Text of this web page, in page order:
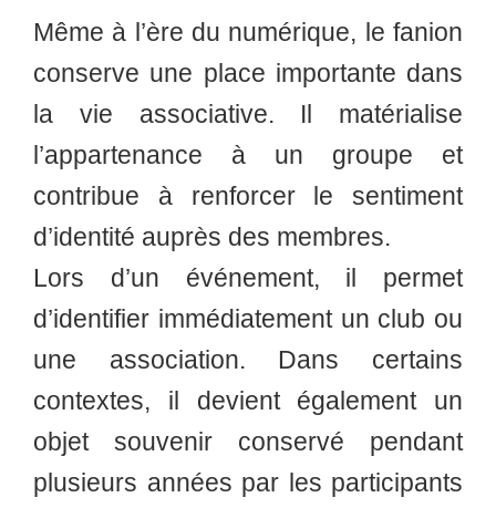
Même à l’ère du numérique, le fanion
conserve une place importante dans
la vie associative. Il matérialise
l’appartenance à un groupe et
contribue à renforcer le sentiment
d’identité auprès des membres.
Lors d’un événement, il permet
d’identifier immédiatement un club ou
une association. Dans certains
contextes, il devient également un
objet souvenir conservé pendant
plusieurs années par les participants